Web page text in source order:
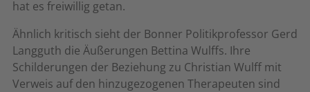
hat es freiwillig getan.
Ähnlich kritisch sieht der Bonner Politikprofessor Gerd
Langguth die Äußerungen Bettina Wulffs. Ihre
Schilderungen der Beziehung zu Christian Wulff mit
Verweis auf den hinzugezogenen Therapeuten sind